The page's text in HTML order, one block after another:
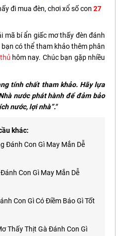
đi mua đèn, chơi xổ số con 27
mã bí ẩn giấc mơ thấy đèn đánh
có thể tham khảo thêm phân
hôm nay. Chúc bạn gặp nhiều
tính chất tham khảo. Hãy lựa
nước phát hành để đảm bảo
nước, lợi nhà”."
khác:
Đánh Con Gì May Mắn Dễ
Con Gì May Mắn Dễ
Con Gì Có Điềm Báo Gì Tốt
Thấy Thịt Gà Đánh Con Gì